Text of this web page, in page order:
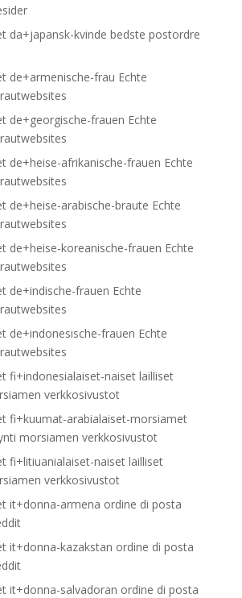
da+japansk-kvinde bedste postordre
de+armenische-frau Echte
de+georgische-frauen Echte
de+heise-afrikanische-frauen Echte
de+heise-arabische-braute Echte
de+heise-koreanische-frauen Echte
de+indische-frauen Echte
de+indonesische-frauen Echte
fi+indonesialaiset-naiset lailliset
verkkosivustot
fi+kuumat-arabialaiset-morsiamet
morsiamen verkkosivustot
fi+litiuanialaiset-naiset lailliset
verkkosivustot
it+donna-armena ordine di posta
it+donna-kazakstan ordine di posta
it+donna-salvadoran ordine di posta